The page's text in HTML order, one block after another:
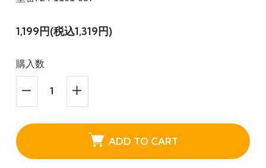
1,199円(税込1,319円)
購入数
ADD TO CART